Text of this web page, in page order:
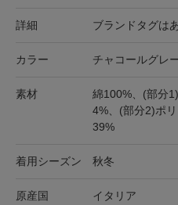
詳細 ブランドタグは
カラー チャコールグレ
素材
綿100%、(部分
4%、(部分2)ポ
39%
着用シーズン 秋冬
原産国 イタリア